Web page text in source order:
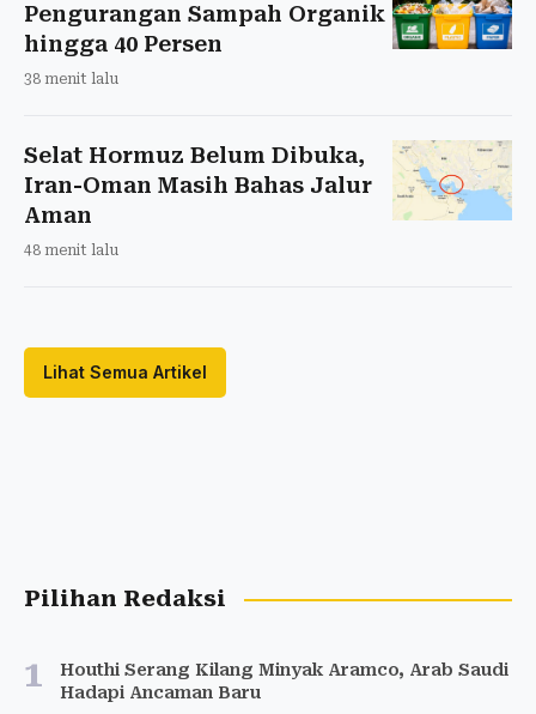
Pengurangan Sampah Organik
hingga 40 Persen
38 menit lalu
Selat Hormuz Belum Dibuka,
Iran-Oman Masih Bahas Jalur
Aman
48 menit lalu
Lihat Semua Artikel
Pilihan Redaksi
1
Houthi Serang Kilang Minyak Aramco, Arab Saudi
Hadapi Ancaman Baru